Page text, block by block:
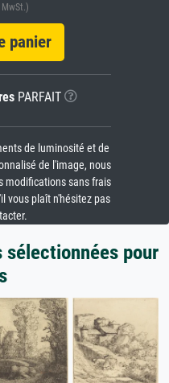
PARFAIT
de luminosité et de
de l'image, nous
modifications sans frais
vous plaît n'hésitez pas
pour